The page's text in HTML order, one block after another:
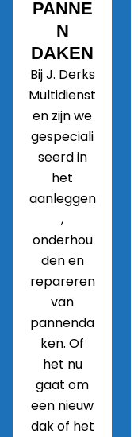
PANNE
N
DAKEN
Bij J. Derks
Multidienst
en zijn we
gespeciali
seerd in
het
aanleggen
,
onderhou
den en
repareren
van
pannenda
ken. Of
het nu
gaat om
een nieuw
dak of het